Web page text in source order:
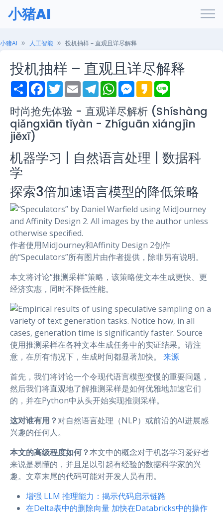
小猪AI
小猪AI 人工智能 投机抽样 – 直观且详尽解释
投机抽样 – 直观且详尽解释
S
h
r
e
F
a
e
b
o
T
w
t
t
e
E
m
i
l
T
e
e
g
r
W
h
t
s
A
M
e
s
e
n
K
a
a
o
e
时尚抢先体验 - 直观详尽解析 (Shíshàng
qiǎngxiān tǐyàn - Zhíguān xiángjìn
jiěxī)
机器学习 | 自然语言处理 | 数据科
学
探索3倍加速语言模型的降低策略
作者使用MidJourney和Affinity Design 2创作
的“Speculators”所有图片由作者提供，除非另有说明。
本文将讨论“推测采样”策略，该策略使文本生成更快、更
经济实惠，同时不降低性能。
使用推测采样在各种文本生成任务中的实证结果。请注
意，在所有情况下，生成时间都显著加快。 来源
首先，我们将讨论一个令现代语言模型变慢的重要问题，
然后我们将直观地了解推测采样是如何优雅地加速它们
的，并在Python中从头开始实现推测采样。
这对谁有用？对自然语言处理（NLP）或前沿的AI进展感
兴趣的任何人。
本文的高级程度如何？本文中的概念对于机器学习爱好者
来说是易懂的，并且足以引起有经验的数据科学家的兴
趣。文章末尾的代码可能对开发人员有用。
增强 LLM 推理能力：揭示代码启示链路
在Delta表中的删除向量 加快在Databricks中的操作